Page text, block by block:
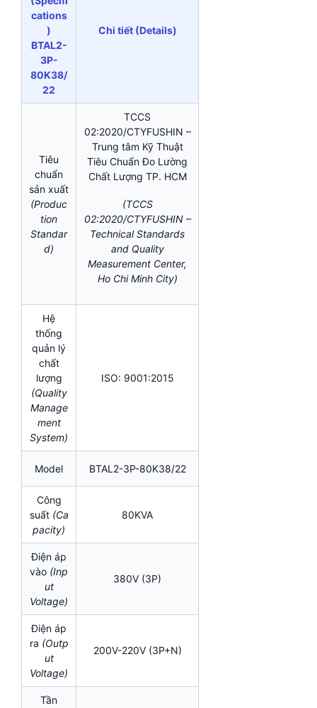
cations
)
BTAL2-
3P-
80K38/
22
Chi tiết (Details)
Tiêu
chuẩn
sản xuất
(Produc
tion
Standar
d)
TCCS
02:2020/CTYFUSHIN –
Trung tâm Kỹ Thuật
Tiêu Chuẩn Đo Lường
Chất Lượng TP. HCM
(TCCS
02:2020/CTYFUSHIN –
Technical Standards
and Quality
Measurement Center,
Ho Chi Minh City)
Hệ
thống
quản lý
chất
lượng
(Quality
Manage
ment
System)
ISO: 9001:2015
Model BTAL2-3P-80K38/22
Công
suất (Ca
pacity)
80KVA
Điện áp
vào (Inp
ut
Voltage)
380V (3P)
Điện áp
ra (Outp
ut
Voltage)
200V-220V (3P+N)
Tần